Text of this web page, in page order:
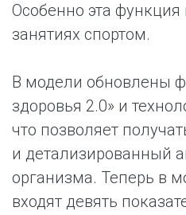
Особенно эта функция
занятиях спортом.
В модели обновлены
здоровья 2.0» и
что позволяет
и детализированный
организма. Теперь в
входят девять